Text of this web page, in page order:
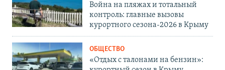
Война на пляжах и тотальный
контроль: главные вызовы
курортного сезона-2026 в Крыму
ОБЩЕСТВО
«Отдых с талонами на бензин»: